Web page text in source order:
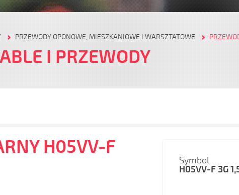
PRZEWODY OPONOWE, MIESZKANIOWE I WARSZTATOWE
I PRZEWODY
H05VV-F
Symbol
H05VV-F 3G